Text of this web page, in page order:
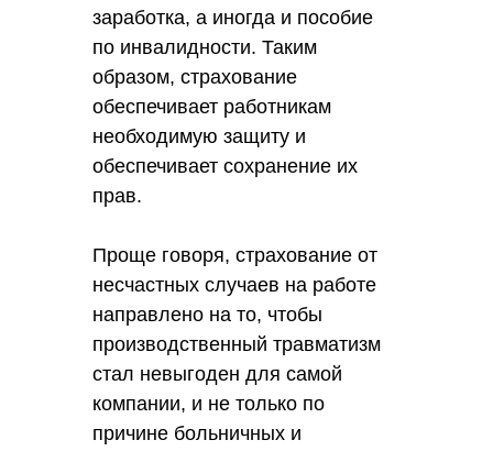
заработка, а иногда и пособие
по инвалидности. Таким
образом, страхование
обеспечивает работникам
необходимую защиту и
обеспечивает сохранение их
прав.
Проще говоря, страхование от
несчастных случаев на работе
направлено на то, чтобы
производственный травматизм
стал невыгоден для самой
компании, и не только по
причине больничных и